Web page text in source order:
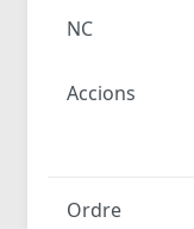
NC
Accions
Ordre